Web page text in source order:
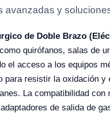
avanzadas y
de Doble Brazo
quirófanos, salas de
el acceso a los equipos
para resistir la oxidación
La compatibilidad
de salida de